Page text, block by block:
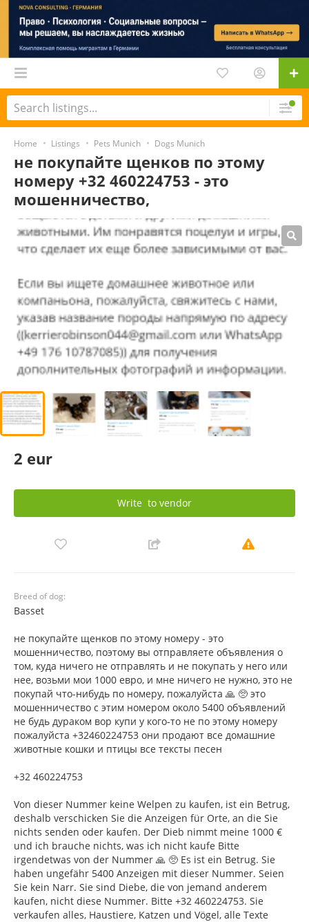
Home Listings Pets Munich Dogs Munich
не покупайте щенков по этому
номеру +32 460224753 - это
мошенничество,
2 eur
Write to vendor
Breed of dog:
Basset
не покупайте щенков по этому номеру - это
мошенничество, поэтому вы отправляете объявления о
том, куда ничего не отправлять и не покупать у него или
нее, возьми мои 1000 евро, и мне ничего не нужно, это не
покупай что-нибудь по номеру, пожалуйста 🙏 🥺 это
мошенничество с этим номером около 5400 объявлений
не будь дураком вор купи у кого-то не по этому номеру
пожалуйста +32460224753 они продают все домашние
животные кошки и птицы все тексты песен
+32 460224753
Von dieser Nummer keine Welpen zu kaufen, ist ein Betrug,
deshalb verschicken Sie die Anzeigen für Orte, an die Sie
nichts senden oder kaufen. Der Dieb nimmt meine 1000 €
und ich brauche nichts, was ich nicht kaufe Bitte
irgendetwas von der Nummer 🙏 🥺 Es ist ein Betrug. Sie
haben ungefähr 5400 Anzeigen mit dieser Nummer. Seien
Sie kein Narr. Sie sind Diebe, die von jemand anderem
kaufen, nicht diese Nummer. Bitte +32 460224753. Sie
verkaufen alles, Haustiere, Katzen und Vögel, alle Texte